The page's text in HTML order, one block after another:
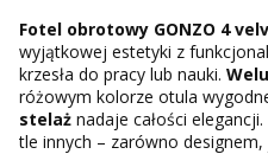
Fotel obrotowy GONZO 4
wyjątkowej estetyki z
krzesła do pracy lub nauki.
różowym kolorze otula
stelaż nadaje całości
tle innych – zarówno